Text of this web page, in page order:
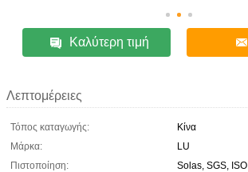
Καλύτερη τιμή
Λεπτομέρειες
Τόπος καταγωγής:
Κίνα
Μάρκα:
LU
Πιστοποίηση:
Solas, SGS, ISO